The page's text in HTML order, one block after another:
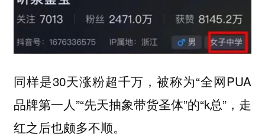
同样是30天涨粉超千万，被称为“全网PUA
品牌第一人”“先天抽象带货圣体”的“k总”，走
红之后也颇多不顺。